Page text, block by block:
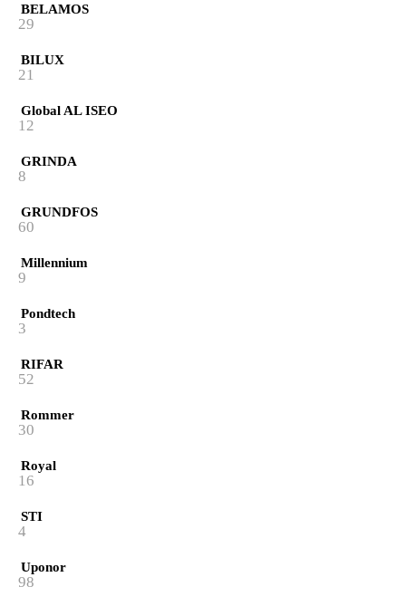
BELAMOS
29
BILUX
21
Global AL ISEO
12
GRINDA
8
GRUNDFOS
60
Millennium
9
Pondtech
3
RIFAR
52
Rommer
30
Royal
16
STI
4
Uponor
98